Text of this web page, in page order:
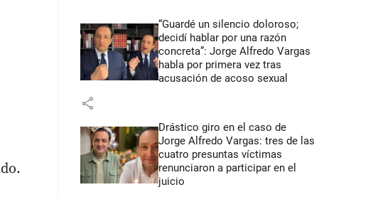
“Guardé un silencio doloroso;
decidí hablar por una razón
concreta”: Jorge Alfredo Vargas
habla por primera vez tras
acusación de acoso sexual
share
Drástico giro en el caso de
Jorge Alfredo Vargas: tres de las
cuatro presuntas víctimas
renunciaron a participar en el
juicio